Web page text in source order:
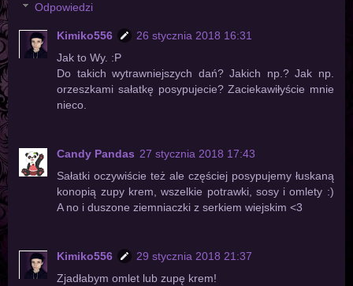
Odpowiedzi
Kimiko556
26 stycznia 2018 16:31
Jak to Wy. :P
Do takich wytrawniejszych dań? Jakich np.? Jak np.
orzeszkami sałatkę posypujecie? Zaciekawiłyście mnie
nieco.
Candy Pandas 27 stycznia 2018 17:43
Sałatki oczywiście też ale częściej posypujemy łuskaną
konopią zupy krem, wszelkie potrawki, sosy i omlety :)
A no i duszone ziemniaczki z serkiem wiejskim <3
Kimiko556
29 stycznia 2018 21:37
Zjadłabym omlet lub zupę krem!